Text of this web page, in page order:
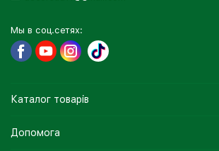
Мы в соц.сетях:
Каталог товарів
Допомога